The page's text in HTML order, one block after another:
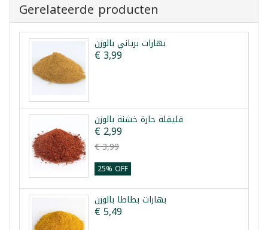
Gerelateerde producten
بهارات برياني بالوزن
€ 3,99
فليفلة حارة خشنة بالوزن
€ 2,99
€ 3,99
25% OFF
بهارات بطاطا بالوزن
€ 5,49